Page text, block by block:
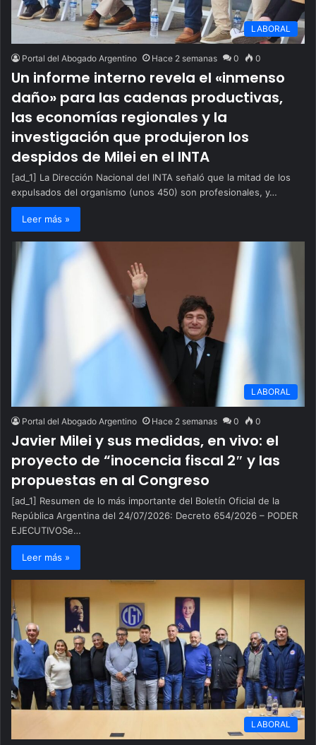
LABORAL
Portal del Abogado Argentino Hace 2 semanas 0 0
Un informe interno revela el «inmenso
daño» para las cadenas productivas,
las economías regionales y la
investigación que produjeron los
despidos de Milei en el INTA
[ad_1] La Dirección Nacional del INTA señaló que la mitad de los
expulsados del organismo (unos 450) son profesionales, y…
Leer más »
LABORAL
Portal del Abogado Argentino Hace 2 semanas 0 0
Javier Milei y sus medidas, en vivo: el
proyecto de “inocencia fiscal 2″ y las
propuestas en al Congreso
[ad_1] Resumen de lo más importante del Boletín Oficial de la
República Argentina del 24/07/2026: Decreto 654/2026 – PODER
EJECUTIVOSe…
Leer más »
LABORAL